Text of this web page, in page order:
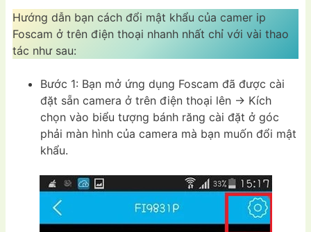
Hướng dẫn bạn cách đổi mật khẩu của camer ip
Foscam ở trên điện thoại nhanh nhất chỉ với vài thao
tác như sau:
Bước 1: Bạn mở ứng dụng Foscam đã được cài
đặt sẵn camera ở trên điện thoại lên -> Kích
chọn vào biểu tượng bánh răng cài đặt ở góc
phải màn hình của camera mà bạn muốn đổi mật
khẩu.